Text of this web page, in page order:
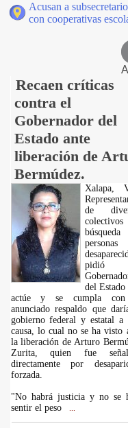
Acusan a
con cooperativas
Recaen críticas
contra el
Gobernador del
Estado ante
liberación de
Bermúdez.
Xalapa,
de
personas
pidió
del Estado
actúe y se cumpla
anunciado respaldo que
gobierno federal y estatal a
causa, lo cual no se ha visto
la liberación de Arturo
Zurita, quien fue
directamente por
forzada.
"No habrá justicia y no se
sentir el peso